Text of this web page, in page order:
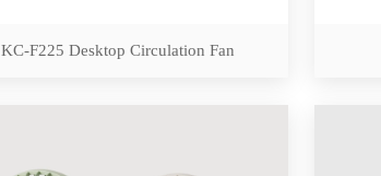
KC-F225 Desktop Circulation Fan